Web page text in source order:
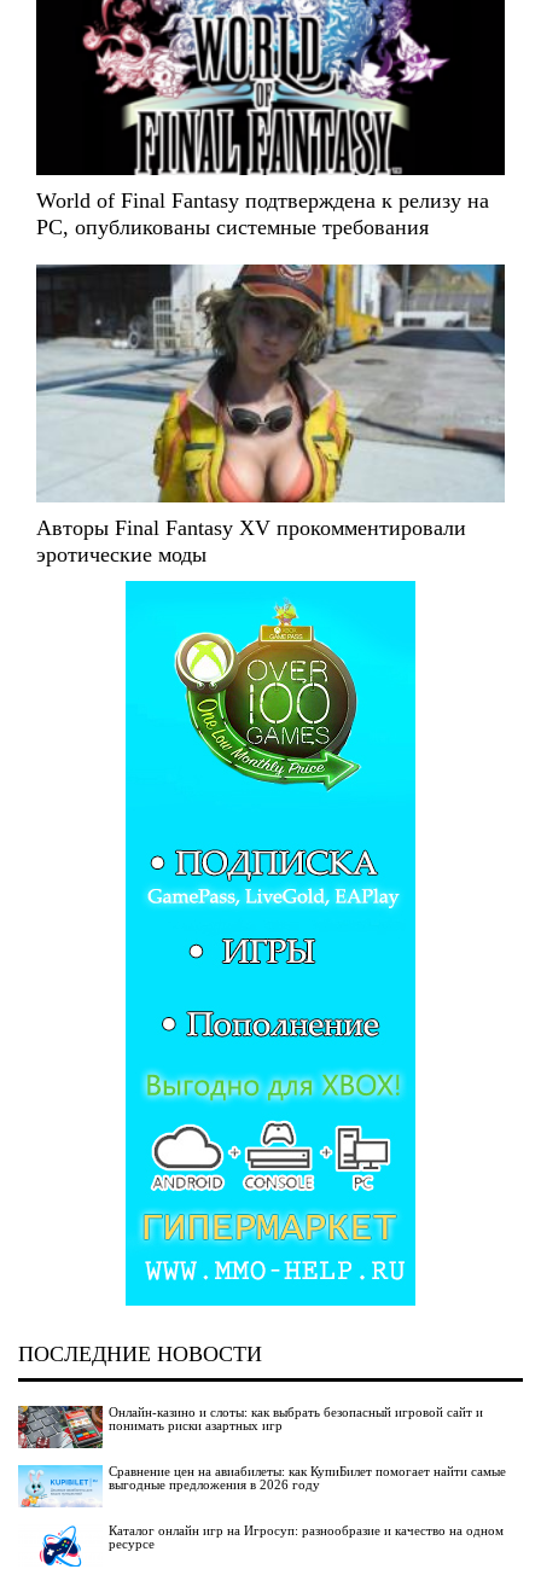
World of Final Fantasy подтверждена к релизу на
PC, опубликованы системные требования
Авторы Final Fantasy XV прокомментировали
эротические моды
ПОСЛЕДНИЕ НОВОСТИ
Онлайн-казино и слоты: как выбрать безопасный игровой сайт и
понимать риски азартных игр
Сравнение цен на авиабилеты: как КупиБилет помогает найти самые
выгодные предложения в 2026 году
Каталог онлайн игр на Игросуп: разнообразие и качество на одном
ресурсе